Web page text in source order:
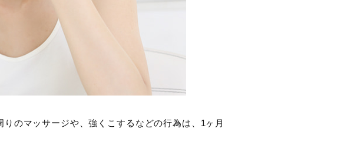
のマッサージや、強くこするなどの行為は、1ヶ月